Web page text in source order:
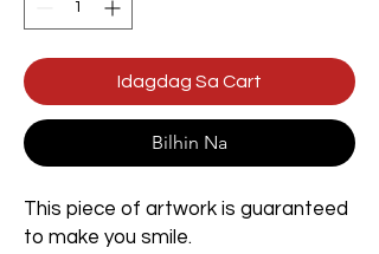
Idagdag Sa Cart
Bilhin Na
This piece of artwork is guaranteed
to make you smile.